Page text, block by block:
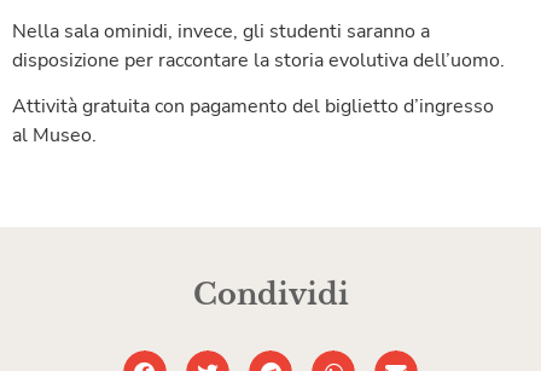
Nella sala ominidi, invece, gli studenti saranno a
disposizione per raccontare la storia evolutiva dell’uomo.
Attività gratuita con pagamento del biglietto d’ingresso
al Museo.
Condividi